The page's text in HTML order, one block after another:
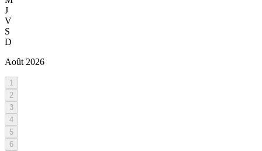
J
V
S
D
Août 2026
1
2
3
4
5
6